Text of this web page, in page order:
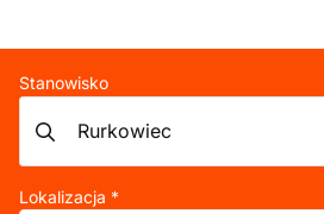
Stanowisko
Lokalizacja *